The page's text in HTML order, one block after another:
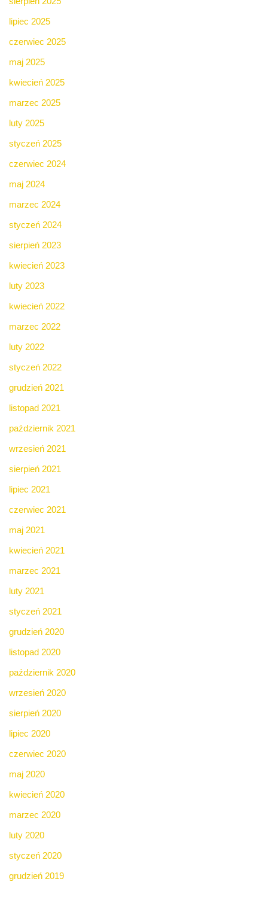
lipiec 2025
czerwiec 2025
maj 2025
kwiecień 2025
marzec 2025
luty 2025
styczeń 2025
czerwiec 2024
maj 2024
marzec 2024
styczeń 2024
sierpień 2023
kwiecień 2023
luty 2023
kwiecień 2022
marzec 2022
luty 2022
styczeń 2022
grudzień 2021
listopad 2021
październik 2021
wrzesień 2021
sierpień 2021
lipiec 2021
czerwiec 2021
maj 2021
kwiecień 2021
marzec 2021
luty 2021
styczeń 2021
grudzień 2020
listopad 2020
październik 2020
wrzesień 2020
sierpień 2020
lipiec 2020
czerwiec 2020
maj 2020
kwiecień 2020
marzec 2020
luty 2020
styczeń 2020
grudzień 2019